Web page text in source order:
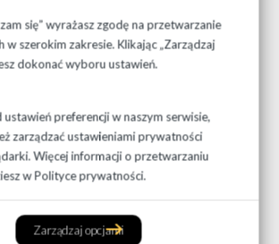
się” wyrażasz zgodę na przetwarzanie
w szerokim zakresie. Klikając „Zarządzaj
dokonać wyboru ustawień.
ustawień preferencji w naszym serwisie,
zarządzać ustawieniami prywatności
Więcej informacji o przetwarzaniu
wPolityce prywatności.
Zarządzaj opcjami